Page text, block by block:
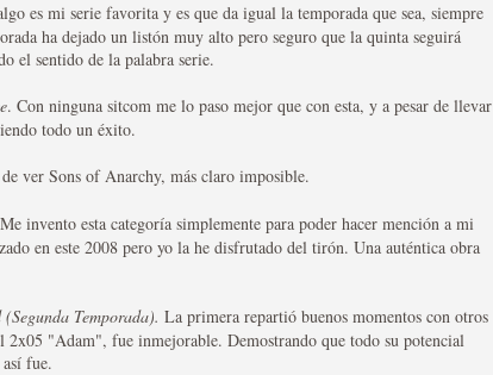
Personajes de Series de
es mi serie favorita y es que da igual la temporada que sea, siempre
ha dejado un listón muy alto pero seguro que la quinta seguirá
el sentido de la palabra serie.
. Con ninguna sitcom me lo paso mejor que con esta, y a pesar de llevar
todo un éxito.
ver Sons of Anarchy, más claro imposible.
invento esta categoría simplemente para poder hacer mención a mi
en este 2008 pero yo la he disfrutado del tirón. Una auténtica obra
(Segunda Temporada). La primera repartió buenos momentos con otros
2x05 "Adam", fue inmejorable. Demostrando que todo su potencial
fue.